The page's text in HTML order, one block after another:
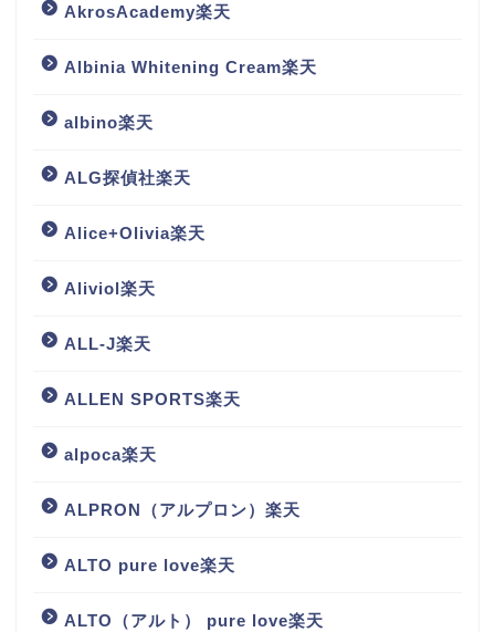
AkrosAcademy楽天
Albinia Whitening Cream楽天
albino楽天
ALG探偵社楽天
Alice+Olivia楽天
Aliviol楽天
ALL-J楽天
ALLEN SPORTS楽天
alpoca楽天
ALPRON（アルプロン）楽天
ALTO pure love楽天
ALTO（アルト） pure love楽天